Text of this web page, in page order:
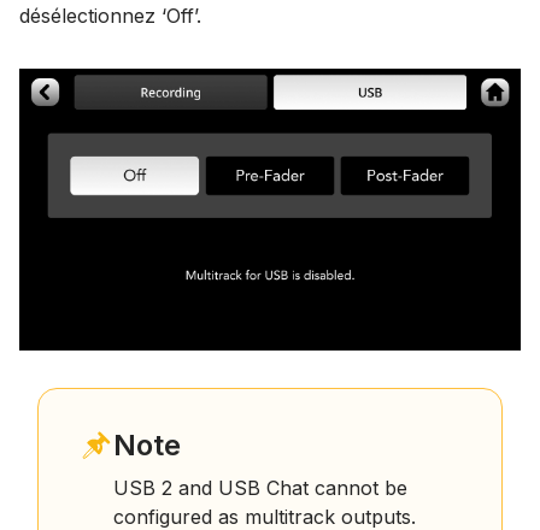
désélectionnez ‘Off’.
Note
USB 2 and USB Chat cannot be
configured as multitrack outputs.